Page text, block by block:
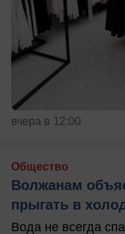
вчера в 12:00
Общество
Волжанам
прыгать в
Вода не всегда